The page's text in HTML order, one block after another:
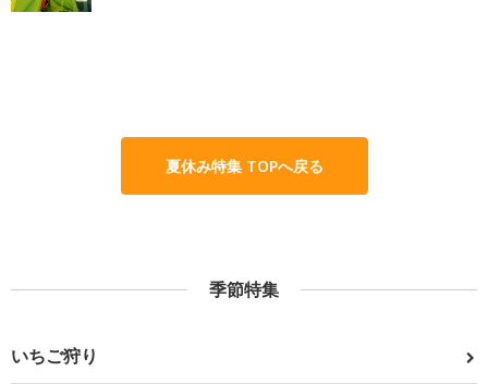
夏休み特集 TOPへ戻る
季節特集
いちご狩り